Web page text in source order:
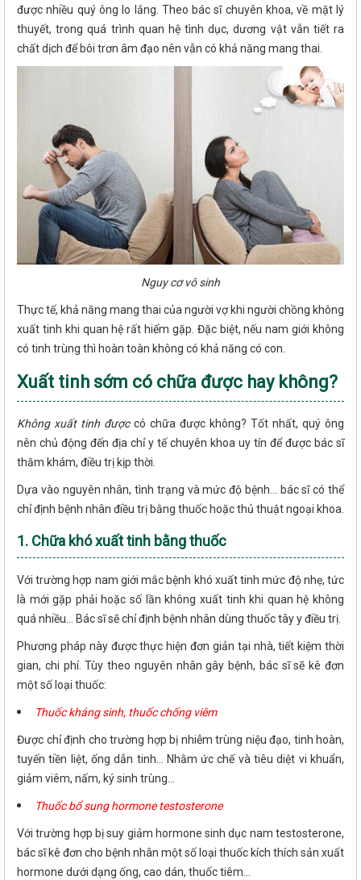
được nhiều quý ông lo lắng. Theo bác sĩ chuyên khoa, về mặt lý
thuyết, trong quá trình quan hệ tình dục, dương vật vẫn tiết ra
chất dịch để bôi trơn âm đạo nên vẫn có khả năng mang thai.
Nguy cơ vô sinh
Thực tế, khả năng mang thai của người vợ khi người chồng không
xuất tinh khi quan hệ rất hiếm gặp. Đặc biệt, nếu nam giới không
có tinh trùng thì hoàn toàn không có khả năng có con.
Xuất tinh sớm có chữa được hay không?
Không xuất tinh đượccó chữa được không? Tốt nhất, quý ông
nên chủ động đến địa chỉ y tế chuyên khoa uy tín để được bác sĩ
thăm khám, điều trị kịp thời.
Dựa vào nguyên nhân, tình trạng và mức độ bệnh... bác sĩ có thể
chỉ định bệnh nhân điều trị bằng thuốc hoặc thủ thuật ngoại khoa.
1. Chữa khó xuất tinh bằng thuốc
Với trường hợp nam giới mắc bệnh khó xuất tinh mức độ nhẹ, tức
là mới gặp phải hoặc số lần không xuất tinh khi quan hệ không
quá nhiều... Bác sĩ sẽ chỉ định bệnh nhân dùng thuốc tây y điều trị.
Phương pháp này được thực hiện đơn giản tại nhà, tiết kiệm thời
gian, chi phí. Tùy theo nguyên nhân gây bệnh, bác sĩ sẽ kê đơn
một số loại thuốc:
Thuốc kháng sinh, thuốc chống viêm
Được chỉ định cho trường hợp bị nhiễm trùng niệu đạo, tinh hoàn,
tuyến tiền liệt, ống dẫn tinh... Nhằm ức chế và tiêu diệt vi khuẩn,
giảm viêm, nấm, ký sinh trùng...
Thuốc bổ sung hormone testosterone
Với trường hợp bị suy giảm hormone sinh dục nam testosterone,
bác sĩ kê đơn cho bệnh nhân một số loại thuốc kích thích sản xuất
hormone dưới dạng ống, cao dán, thuốc tiêm...